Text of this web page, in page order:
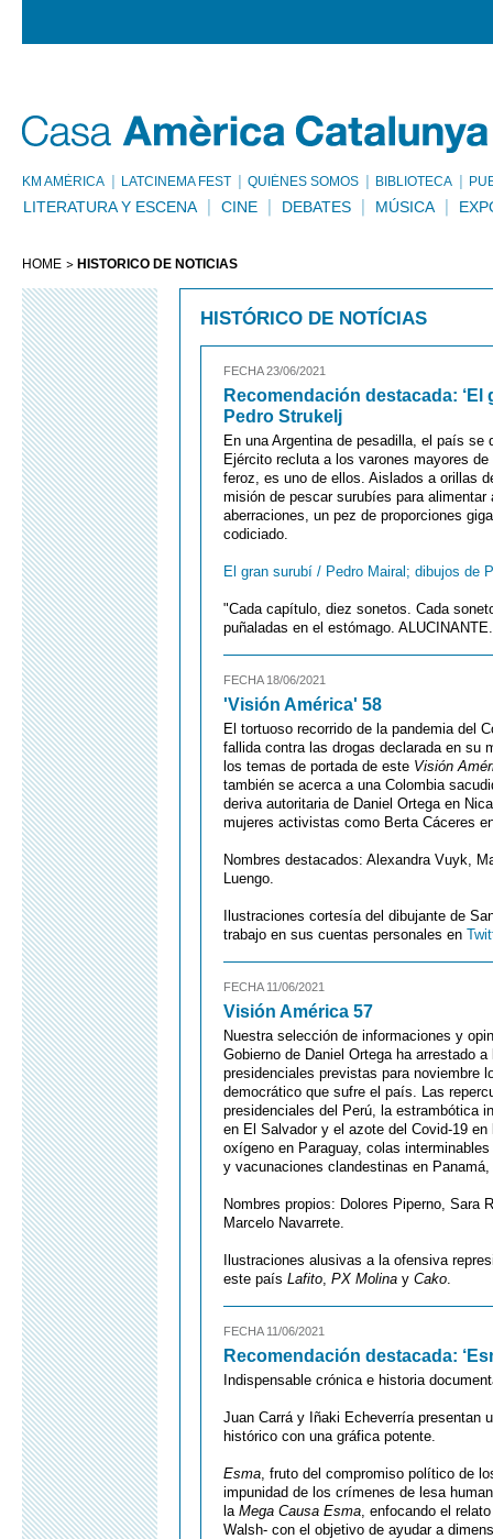
KM AMÈRICA LATCINEMA FEST QUIÉNES SOMOS BIBLIOTECA
LITERATURA Y ESCENA CINE DEBATES MÚSICA
HOME HISTÓRICO DE NOTÍCIAS
HISTÓRICO DE NOTÍCIAS
FECHA 23/06/2021
Recomendación destacada:
Pedro Strukelj
En una Argentina de pesadilla, el país
Ejército recluta a los varones mayores
feroz, es uno de ellos. Aislados a orillas
misión de pescar surubíes para
aberraciones, un pez de proporciones
codiciado.
El gran surubí / Pedro Mairal; dibujos de
"Cada capítulo, diez sonetos. Cada
puñaladas en el estómago.
FECHA 18/06/2021
'Visión América' 58
El tortuoso recorrido de la pandemia del
fallida contra las drogas declarada en su
los temas de portada de este Visión
también se acerca a una Colombia
deriva autoritaria de Daniel Ortega en
mujeres activistas como Berta Cáceres
Nombres destacados: Alexandra Vuyk,
Luengo.
Ilustraciones cortesía del dibujante de
trabajo en sus cuentas personales en
FECHA 11/06/2021
Visión América 57
Nuestra selección de informaciones y
Gobierno de Daniel Ortega ha arrestado
presidenciales previstas para noviembre
democrático que sufre el país. Las
presidenciales del Perú, la estrambótica
en El Salvador y el azote del Covid-19
oxígeno en Paraguay, colas
y vacunaciones clandestinas en
Nombres propios: Dolores Piperno, Sara
Marcelo Navarrete.
Ilustraciones alusivas a la ofensiva
este país Lafito, PX Molina y Cako.
FECHA 11/06/2021
Recomendación destacada:
Indispensable crónica e historia
Juan Carrá y Iñaki Echeverría presentan
histórico con una gráfica potente.
Esma, fruto del compromiso político de
impunidad de los crímenes de lesa
la Mega Causa Esma, enfocando el
Walsh- con el objetivo de ayudar a